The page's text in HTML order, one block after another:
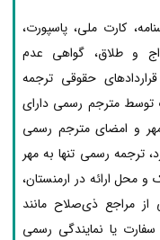
کارت ملی، پاسپورت،
و طلاق، گواهی عدم
حقوقی ترجمه
توسط مترجم رسمی دارای
و امضای مترجم رسمی
ترجمه رسمی تنها به مهر
محل ارائه در ارمنستان،
از مراجع ذی‌صلاح مانند
یا نمایندگی رسمی